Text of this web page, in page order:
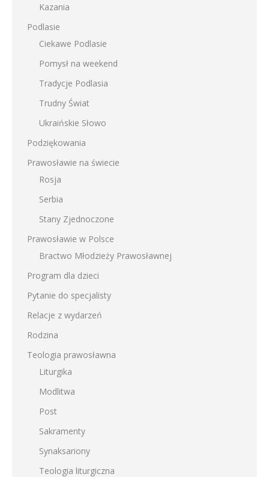
Kazania
Podlasie
Ciekawe Podlasie
Pomysł na weekend
Tradycje Podlasia
Trudny Świat
Ukraińskie Słowo
Podziękowania
Prawosławie na świecie
Rosja
Serbia
Stany Zjednoczone
Prawosławie w Polsce
Bractwo Młodzieży Prawosławnej
Program dla dzieci
Pytanie do specjalisty
Relacje z wydarzeń
Rodzina
Teologia prawosławna
Liturgika
Modlitwa
Post
Sakramenty
Synaksariony
Teologia liturgiczna